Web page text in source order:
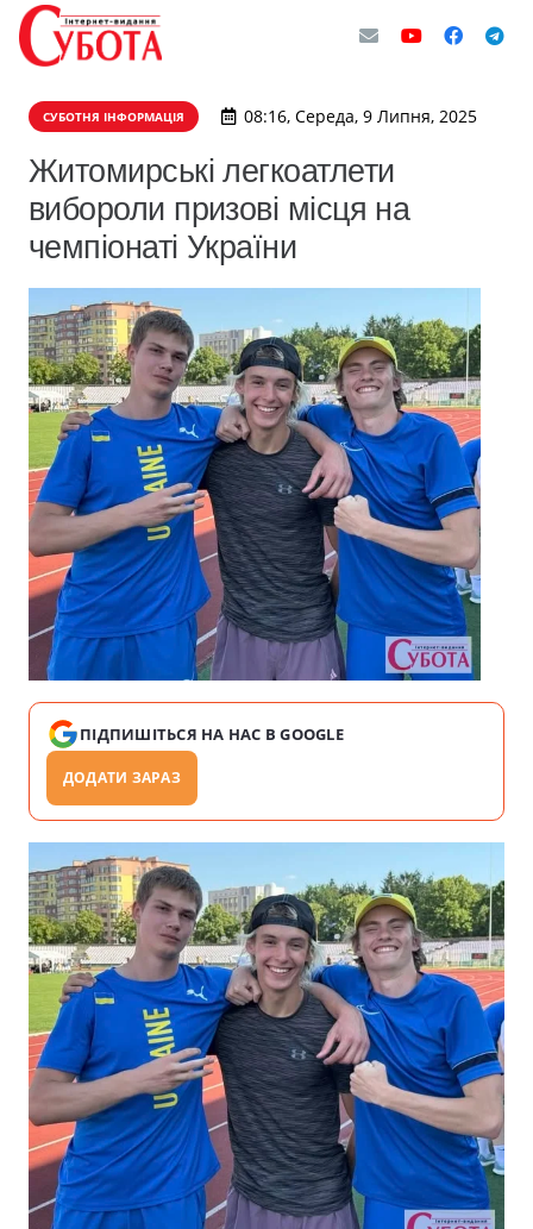
СУБОТНЯ ІНФОРМАЦІЯ 08:16, Середа, 9 Липня, 2025
Житомирські легкоатлети
вибороли призові місця на
чемпіонаті України
ПІДПИШІТЬСЯ НА НАС В GOOGLE
ДОДАТИ ЗАРАЗ